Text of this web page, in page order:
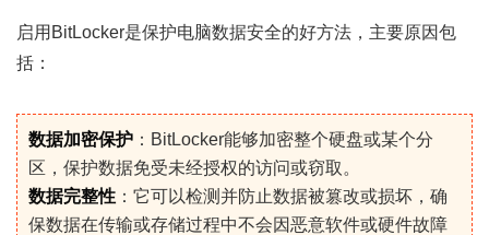
启用BitLocker是保护电脑数据安全的好方法，主要原因包
括：
数据加密保护 ：BitLocker能够加密整个硬盘或某个分
区，保护数据免受未经授权的访问或窃取。
数据完整性 ：它可以检测并防止数据被篡改或损坏，确
保数据在传输或存储过程中不会因恶意软件或硬件故障